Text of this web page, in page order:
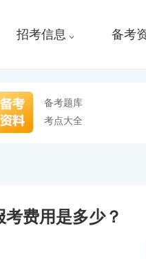
招考信息 备考
备考题库
考点大全
费用是多少？